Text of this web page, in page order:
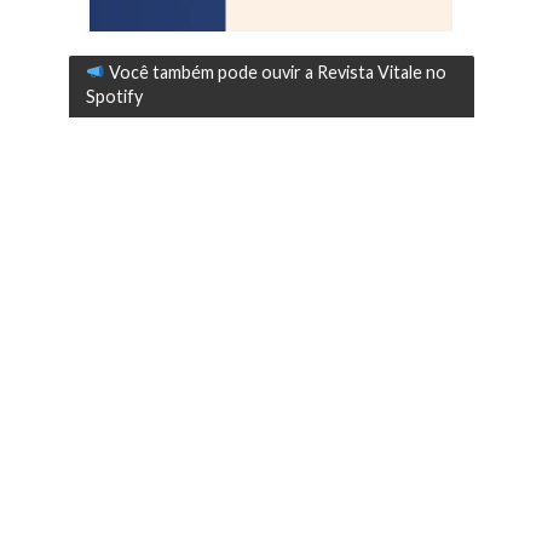
Você também pode ouvir a Revista Vitale no
Spotify